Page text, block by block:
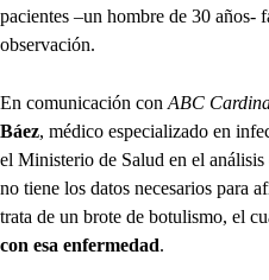
pacientes –un hombre de 30 años-
observación.
En comunicación con ABC
Báez, médico especializado en
el Ministerio de Salud en el
no tiene los datos necesarios para
trata de un brote de botulismo, el
con esa enfermedad.